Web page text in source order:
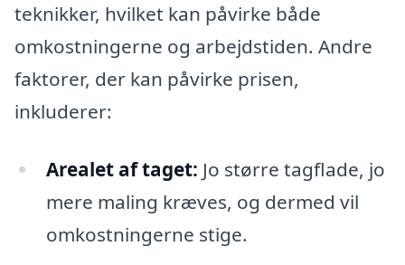
teknikker, hvilket kan påvirke både
omkostningerne og arbejdstiden. Andre
faktorer, der kan påvirke prisen,
inkluderer:
Arealet af taget: Jo større tagflade, jo
mere maling kræves, og dermed vil
omkostningerne stige.